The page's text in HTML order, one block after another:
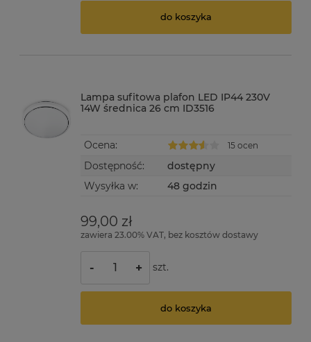
do koszyka
Lampa sufitowa plafon LED IP44 230V
14W średnica 26 cm ID3516
Ocena: 15 ocen
Dostępność:
dostępny
Wysyłka w:
48 godzin
99,00 zł
zawiera 23.00% VAT, bez kosztów dostawy
- + szt.
do koszyka